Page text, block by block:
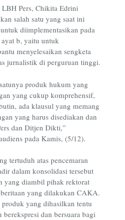
Pers, Chikita Edrini
salah satu yang saat ini
diimplementasikan pada
ayat b, yaitu untuk
menyelesaikan sengketa
jurnalistik di perguruan tinggi.
produk hukum yang
yang cukup komprehensif,
ada klausul yang memang
yang harus disediakan dan
dan Ditjen Dikti,”
pada Kamis, (5/12).
tertuduh atas pencemaran
dalam konsolidasi tersebut
yang diambil pihak rektorat
yang dilakukan CAKA.
yang dihasilkan tentu
berekspresi dan bersuara bagi